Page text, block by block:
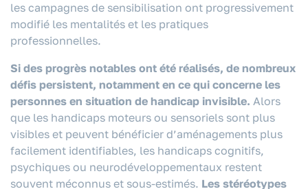
les campagnes de sensibilisation ont progressivement
modifié les mentalités et les pratiques
professionnelles.
Si des progrès notables ont été réalisés, de nombreux
défis persistent, notamment en ce qui concerne les
personnes en situation de handicap invisible. Alors
que les handicaps moteurs ou sensoriels sont plus
visibles et peuvent bénéficier d’aménagements plus
facilement identifiables, les handicaps cognitifs,
psychiques ou neurodéveloppementaux restent
souvent méconnus et sous-estimés. Les stéréotypes